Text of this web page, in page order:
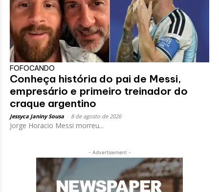
FOFOCANDO
Conheça história do pai de Messi,
empresário e primeiro treinador do
craque argentino
Jessyca Janiny Sousa 8 de agosto de 2026
Jorge Horacio Messi morreu...
- Advertisement -